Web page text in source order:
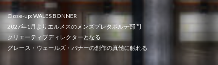
Close-up: WALES BONNER
2027年1月よりエルメスのメンズプレタポルテ部門
クリエーティブディレクターとなる
グレース・ウェールズ・バナーの創作の真髄に触れる